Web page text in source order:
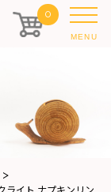
0
MENU
>